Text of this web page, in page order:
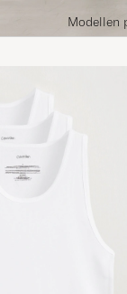
Modellen